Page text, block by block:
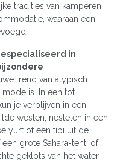
tradities van kamperen
waaraan een
in
trend van atypisch
is. In een tot
je verblijven in een
westen, nestelen in een
yurt of een tipi uit de
grote Sahara-tent, of
geklots van het water